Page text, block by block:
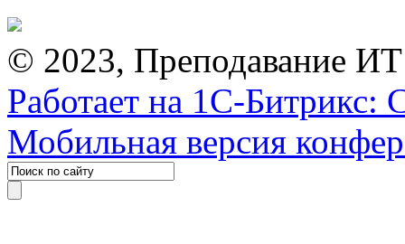
© 2023, Преподавание
Работает на 1С-Битрикс:
Мобильная версия